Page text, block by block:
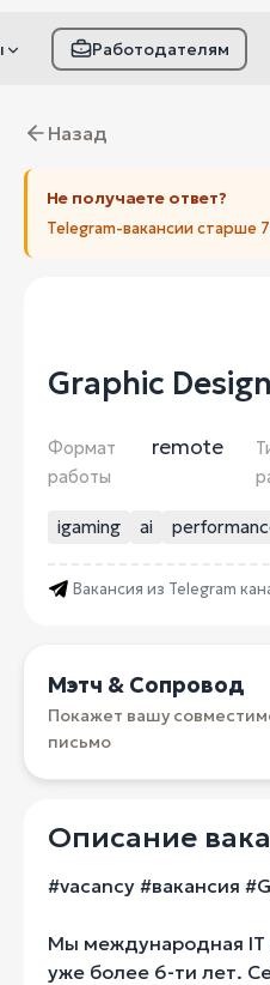
распознать
Работодателям
Назад
Не получаете ответ?
Telegram-вакансии старше
Graphic
Формат
работы
remote
igaming ai
Вакансия из Telegram
Мэтч & Сопровод
Покажет вашу
письмо
Описание
#vacancy #вакансия
Мы международная IT
уже более 6-ти лет.